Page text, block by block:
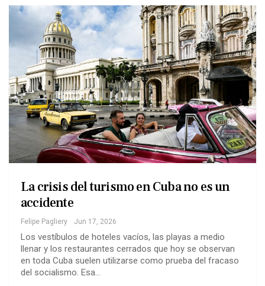
La crisis del turismo en Cuba no es un
accidente
Felipe Pagliery Jun 17, 2026
Los vestíbulos de hoteles vacíos, las playas a medio
llenar y los restaurantes cerrados que hoy se observan
en toda Cuba suelen utilizarse como prueba del fracaso
del socialismo. Esa…